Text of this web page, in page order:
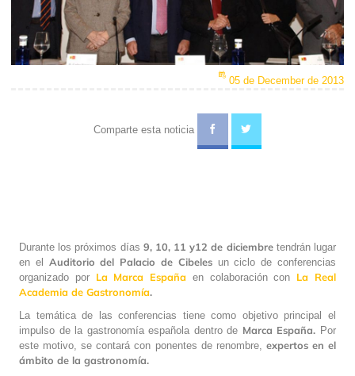
05 de December de 2013
Comparte esta noticia
Durante los próximos días 9, 10, 11 y12 de diciembretendrán lugar
en el Auditorio del Palacio de Cibelesun ciclo de conferencias
organizado por La Marca España en colaboración con La Real
Academia de Gastronomía.
La temática de las conferencias tiene como objetivo principal el
impulso de la gastronomía española dentro de Marca España. Por
este motivo, se contará con ponentes de renombre, expertos en el
ámbito de la gastronomía.